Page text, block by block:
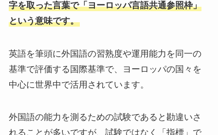
字を取った言葉で「ヨーロッパ言語共通参照枠」
という意味です。
英語を筆頭に外国語の習熟度や運用能力を同一の
基準で評価する国際基準で、ヨーロッパの国々を
中心に世界中で活用されています。
外国語の能力を測るための試験であると勘違いさ
れることが多いですが、試験ではなく「指標」で